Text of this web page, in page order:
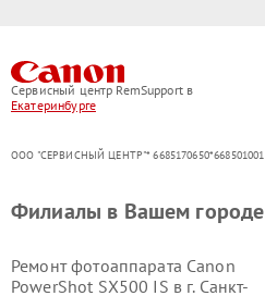
Сервисный центр RemSupport в
Екатеринбурге
ООО "СЕРВИСНЫЙ ЦЕНТР"* 6685170650*668501001
Филиалы в Вашем городе
Ремонт фотоаппарата Canon
PowerShot SX500 IS в г. Санкт-